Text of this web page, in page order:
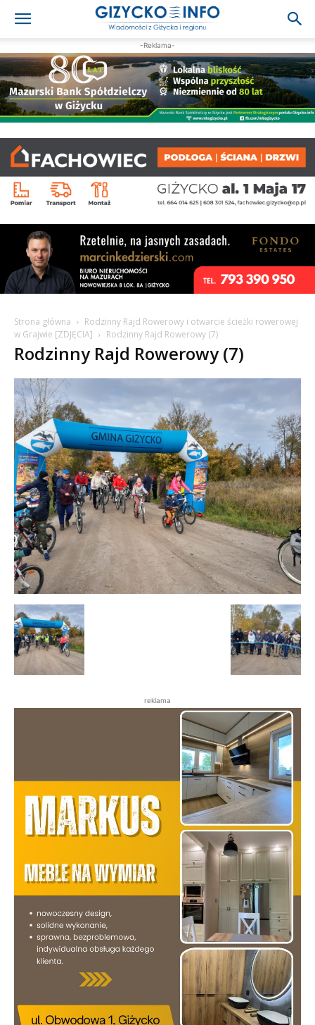
-Reklama-
Strona główna
Rodzinny Rajd Rowerowy i otwarcie ścieżki rowerowej
w Grajwie [ZDJĘCIA]
Rodzinny Rajd Rowerowy (7)
Rodzinny Rajd Rowerowy (7)
reklama